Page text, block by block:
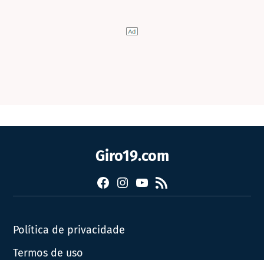
Giro19.com
FacebookInstagram
YouTube
RSS
Política de privacidade
Termos de uso